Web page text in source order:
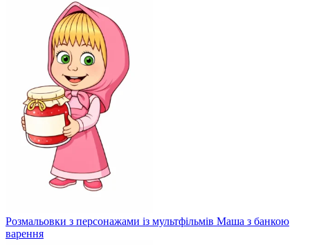
Розмальовки з персонажами із мультфільмів Маша з банкою
варення